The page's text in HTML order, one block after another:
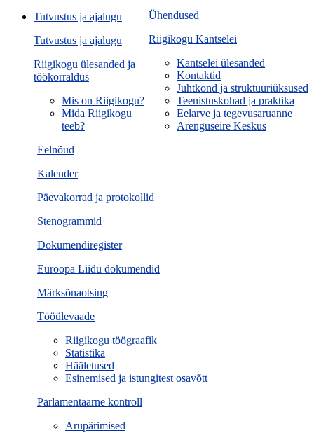
Ühendused
Riigikogu Kantselei
Kantselei ülesanded
Kontaktid
Juhtkond ja struktuuriüksused
Teenistuskohad ja praktika
Eelarve ja tegevusaruanne
Arenguseire Keskus
Eelnõud
Kalender
Päevakorrad ja protokollid
Stenogrammid
Dokumendiregister
Euroopa Liidu dokumendid
Märksõnaotsing
Tööülevaade
Riigikogu töögraafik
Statistika
Hääletused
Esinemised ja istungitest osavõtt
Parlamentaarne kontroll
Arupärimised
Tutvustus ja ajalugu
Tutvustus ja ajalugu
Riigikogu ülesanded ja
töökorraldus
Mis on Riigikogu?
Mida Riigikogu
teeb?